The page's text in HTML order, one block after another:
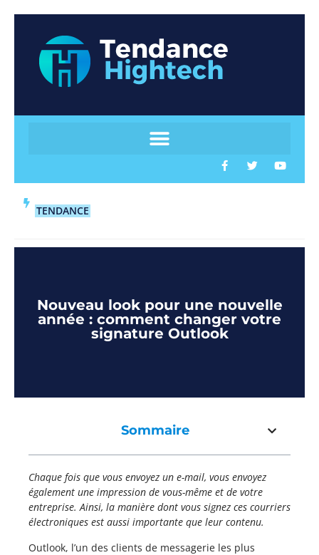
TENDANCE
Nouveau look pour une nouvelle
année : comment changer votre
signature Outlook
Sommaire
Chaque fois que vous envoyez un e-mail, vous envoyez
également une impression de vous-même et de votre
entreprise. Ainsi, la manière dont vous signez ces courriers
électroniques est aussi importante que leur contenu.
Outlook, l’un des clients de messagerie les plus